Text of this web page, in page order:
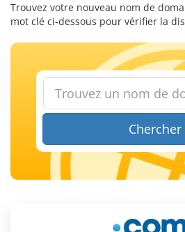
Trouvez votre nouveau nom de
mot clé ci-dessous pour vérifier la
Chercher